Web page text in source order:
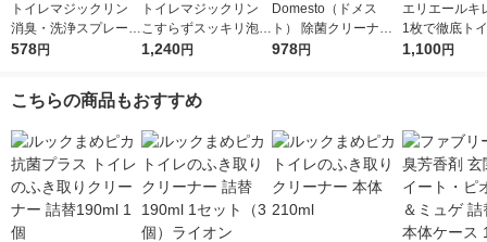
トイレマジックリン
消臭・洗浄スプレー
除菌・抗菌 クリーン
578円
トイレマジックリン
こすらずスッキリ泡パ
ック シトラスサボン
王
1,240円
Domesto（ドメス
ト） 除菌クリーナー
本体 500ml １セット
978円
エリエールキ
1枚で徹底ト
除シート シ
1,100円
こちらの商品もおすすめ